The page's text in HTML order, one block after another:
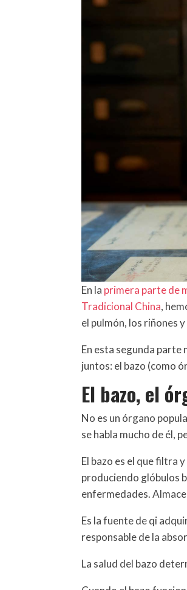
En la primera parte de
Tradicional China,
el pulmón, los riñones
En esta segunda parte
juntos: el bazo (como
El bazo, el
No es un órgano
se habla mucho de él,
El bazo es el que filtra
produciendo glóbulos
enfermedades.
Es la fuente de qi
responsable de la
La salud del bazo